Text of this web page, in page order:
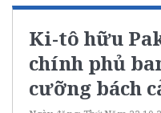
Ki-tô hữu
chính phủ
cưỡng bách